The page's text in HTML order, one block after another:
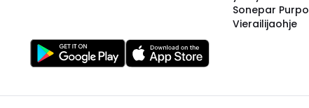
Sonepar
Vierailijaohje